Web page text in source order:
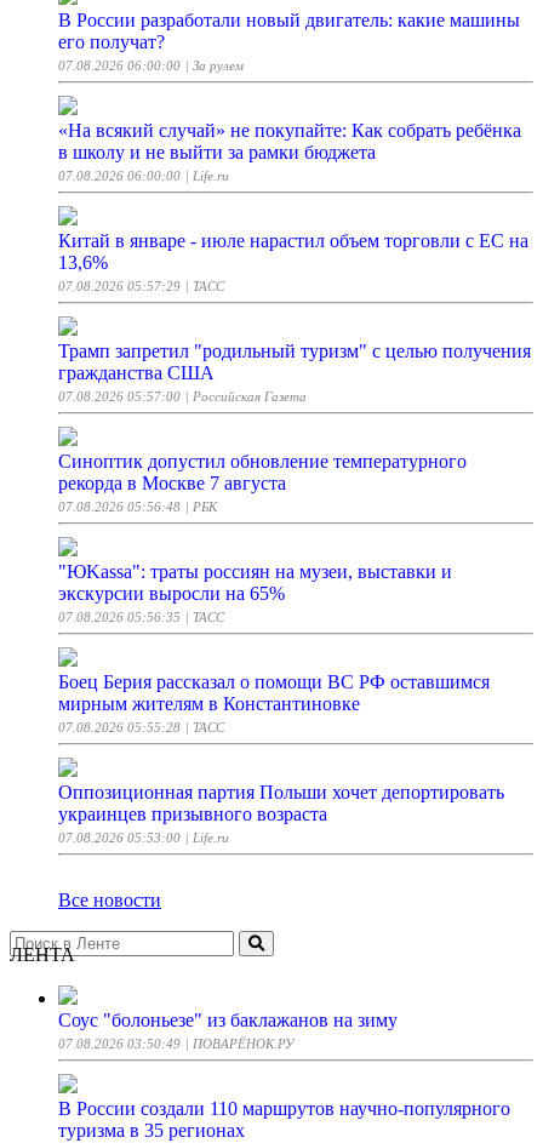
В России разработали новый двигатель: какие машины
его получат?
07.08.2026 06:00:00 | За рулем
«На всякий случай» не покупайте: Как собрать ребёнка
в школу и не выйти за рамки бюджета
07.08.2026 06:00:00 | Life.ru
Китай в январе - июле нарастил объем торговли с ЕС на
13,6%
07.08.2026 05:57:29 | ТАСС
Трамп запретил "родильный туризм" с целью получения
гражданства США
07.08.2026 05:57:00 | Российская Газета
Синоптик допустил обновление температурного
рекорда в Москве 7 августа
07.08.2026 05:56:48 | РБК
"ЮKassa": траты россиян на музеи, выставки и
экскурсии выросли на 65%
07.08.2026 05:56:35 | ТАСС
Боец Берия рассказал о помощи ВС РФ оставшимся
мирным жителям в Константиновке
07.08.2026 05:55:28 | ТАСС
Оппозиционная партия Польши хочет депортировать
украинцев призывного возраста
07.08.2026 05:53:00 | Life.ru
Все новости
ЛЕНТА
Соус "болоньезе" из баклажанов на зиму
07.08.2026 03:50:49 | ПОВАРЁНОК.РУ
В России создали 110 маршрутов научно-популярного
туризма в 35 регионах